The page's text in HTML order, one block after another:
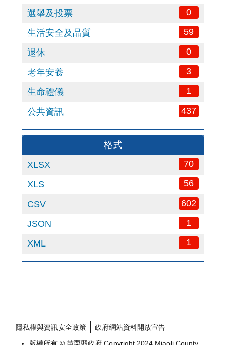
選舉及投票 0
生活安全及品質 59
退休 0
老年安養 3
生命禮儀 1
公共資訊 437
格式
XLSX
70
XLS 56
CSV 602
JSON 1
XML 1
隱私權與資訊安全政策
政府網站資料開放宣告